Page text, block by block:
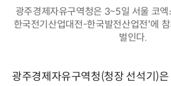
광주경제자유구역청은 3~5일 서울 코
한국전기산업대전-한국발전산업전'에
벌인다.
광주경제자유구역청(청장 선석기)